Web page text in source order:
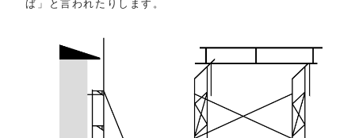
ば」と言われたりします。